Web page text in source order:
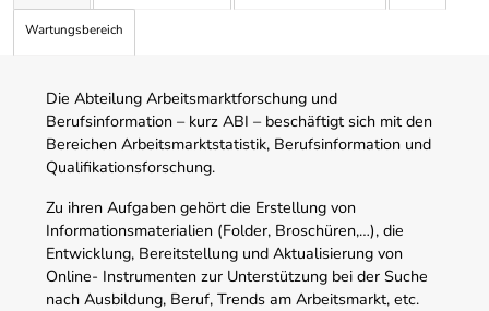
Wartungsbereich
Die Abteilung Arbeitsmarktforschung und
Berufsinformation – kurz ABI – beschäftigt sich mit den
Bereichen Arbeitsmarktstatistik, Berufsinformation und
Qualifikationsforschung.
Zu ihren Aufgaben gehört die Erstellung von
Informationsmaterialien (Folder, Broschüren,…), die
Entwicklung, Bereitstellung und Aktualisierung von
Online- Instrumenten zur Unterstützung bei der Suche
nach Ausbildung, Beruf, Trends am Arbeitsmarkt, etc.